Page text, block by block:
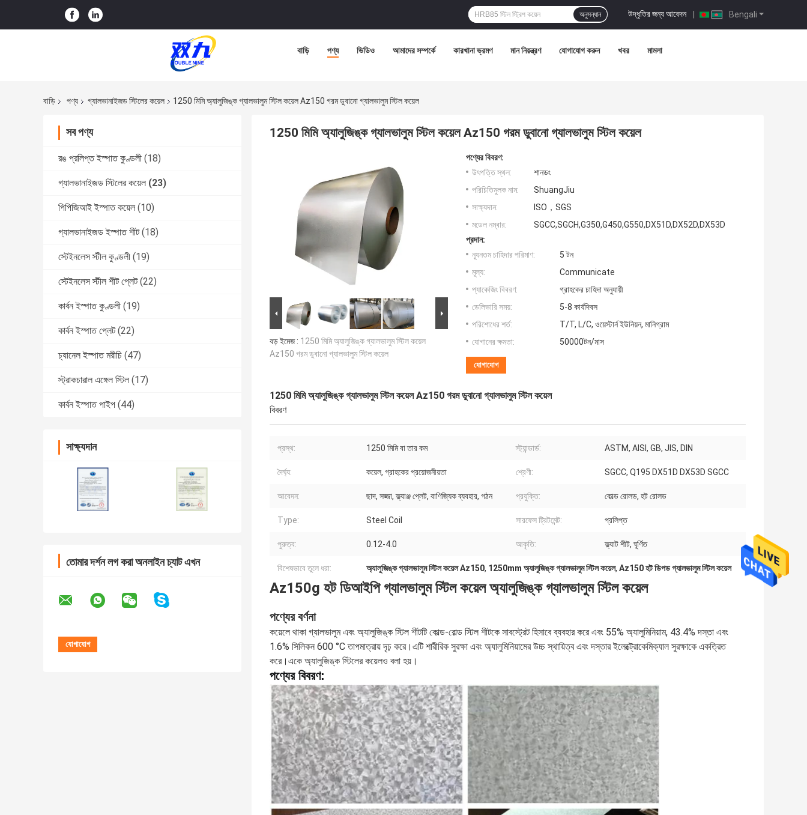
Bengali
উদ্ধৃতির জন্য আবেদন |
অনুসন্ধান
বাড়ি পণ্য ভিডিও আমাদের সম্পর্কে কারখানা ভ্রমণ মান নিয়ন্ত্রণ যোগাযোগ করুন খবর মামলা
বাড়ি পণ্য গ্যালভানাইজড স্টিলের কয়েল 1250 মিমি অ্যালুজিঙ্ক গ্যালভালুম স্টিল কয়েল Az150 গরম ডুবানো গ্যালভালুম স্টিল কয়েল
সব পণ্য
রঙ প্রলিপ্ত ইস্পাত কুণ্ডলী (18)
গ্যালভানাইজড স্টিলের কয়েল (23)
পিপিজিআই ইস্পাত কয়েল (10)
গ্যালভানাইজড ইস্পাত শীট (18)
স্টেইনলেস স্টীল কুণ্ডলী (19)
স্টেইনলেস স্টীল শীট প্লেট (22)
কার্বন ইস্পাত কুণ্ডলী (19)
কার্বন ইস্পাত প্লেট (22)
চ্যানেল ইস্পাত মরীচি (47)
স্ট্রাকচারাল এঙ্গেল স্টিল (17)
কার্বন ইস্পাত পাইপ (44)
সাক্ষ্যদান
তোমার দর্শন লগ করা অনলাইন চ্যাট এখন
1250 মিমি অ্যালুজিঙ্ক গ্যালভালুম স্টিল কয়েল Az150 গরম ডুবানো গ্যালভালুম স্টিল কয়েল
বড় ইমেজ : 1250 মিমি অ্যালুজিঙ্ক গ্যালভালুম স্টিল কয়েল
Az150 গরম ডুবানো গ্যালভালুম স্টিল কয়েল
পণ্যের বিবরণ:
উৎপত্তি স্থল:
শানডং
পরিচিতিমুলক নাম:
ShuangJiu
সাক্ষ্যদান:
ISO，SGS
মডেল নম্বার:
SGCC,SGCH,G350,G450,G550,DX51D,DX52D,DX53D
প্রদান:
ন্যূনতম চাহিদার পরিমাণ:
5 টন
মূল্য:
Communicate
প্যাকেজিং বিবরণ:
গ্রাহকের চাহিদা অনুযায়ী
ডেলিভারি সময়:
5-8 কার্যদিবস
পরিশোধের শর্ত:
T/T, L/C, ওয়েস্টার্ন ইউনিয়ন, মানিগ্রাম
যোগানের ক্ষমতা:
50000টন/মাস
যোগাযোগ
1250 মিমি অ্যালুজিঙ্ক গ্যালভালুম স্টিল কয়েল Az150 গরম ডুবানো গ্যালভালুম স্টিল কয়েল
বিবরণ
প্রস্থ: 1250 মিমি বা তার কম স্ট্যান্ডার্ড: ASTM, AISI, GB, JIS, DIN
দৈর্ঘ্য: কয়েল, গ্রাহকের প্রয়োজনীয়তা শ্রেণী: SGCC, Q195 DX51D DX53D SGCC
আবেদন: ছাদ, সজ্জা, ফ্ল্যাঞ্জ প্লেট, বাণিজ্যিক ব্যবহার, গঠন প্রযুক্তি: কোল্ড রোলড, হট রোলড
Type: Steel Coil সারফেস ট্রিটমেন্ট: প্রলিপ্ত
পুরুত্ব: 0.12-4.0 আকৃতি: ফ্ল্যাট শীট, ঘূর্ণিত
বিশেষভাবে তুলে ধরা: অ্যালুজিঙ্ক গ্যালভালুম স্টিল কয়েল Az150, 1250mm অ্যালুজিঙ্ক গ্যালভালুম স্টিল কয়েল, Az150 হট ডিপড গ্যালভালুম স্টিল কয়েল
Az150g হট ডিআইপি গ্যালভালুম স্টিল কয়েল অ্যালুজিঙ্ক গ্যালভালুম স্টিল কয়েল
পণ্যের বর্ণনা
কয়েলে থাকা গ্যালভালুম এবং অ্যালুজিঙ্ক স্টিল শীটটি কোল্ড-রোল্ড স্টিল শীটকে সাবস্ট্রেট হিসাবে ব্যবহার করে এবং 55% অ্যালুমিনিয়াম, 43.4% দস্তা এবং
1.6% সিলিকন 600 °C তাপমাত্রায় দৃঢ় করে।এটি শারীরিক সুরক্ষা এবং অ্যালুমিনিয়ামের উচ্চ স্থায়িত্ব এবং দস্তার ইলেক্ট্রোকেমিক্যাল সুরক্ষাকে একত্রিত
করে।একে অ্যালুজিঙ্ক স্টিলের কয়েলও বলা হয়।
পণ্যের বিবরণ: